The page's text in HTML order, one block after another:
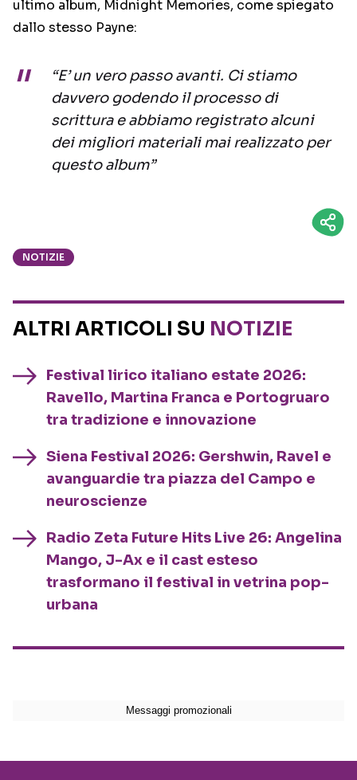
ultimo album, Midnight Memories, come spiegato
dallo stesso Payne:
“E’ un vero passo avanti. Ci stiamo
davvero godendo il processo di
scrittura e abbiamo registrato alcuni
dei migliori materiali mai realizzato per
questo album”
NOTIZIE
ALTRI ARTICOLI SU NOTIZIE
Festival lirico italiano estate 2026:
Ravello, Martina Franca e Portogruaro
tra tradizione e innovazione
Siena Festival 2026: Gershwin, Ravel e
avanguardie tra piazza del Campo e
neuroscienze
Radio Zeta Future Hits Live 26: Angelina
Mango, J-Ax e il cast esteso
trasformano il festival in vetrina pop-
urbana